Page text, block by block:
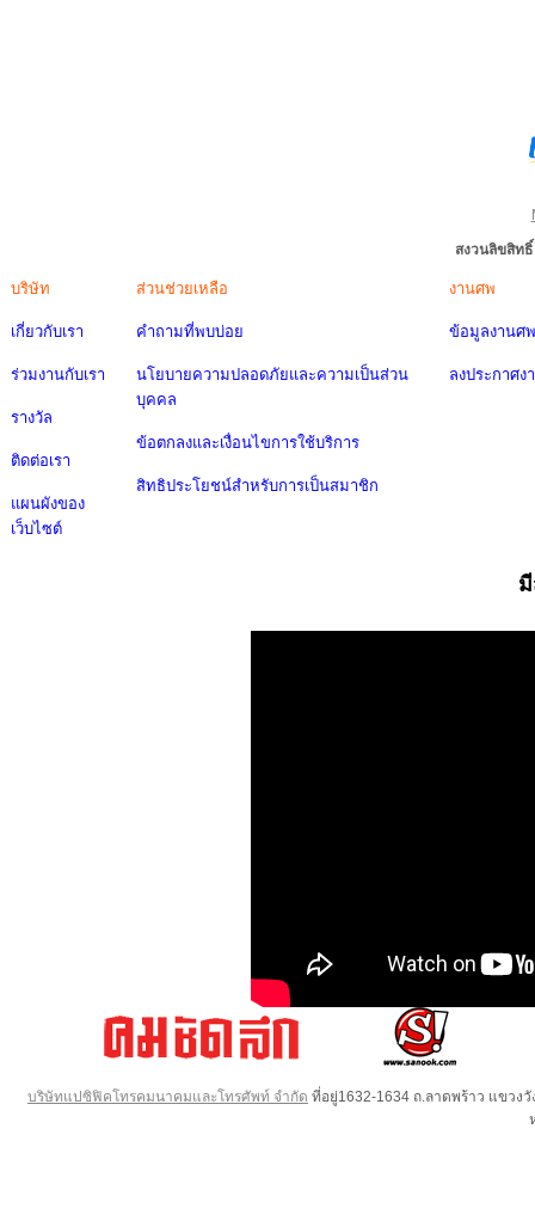
สงวนลิขสิท
บริษัท
เกี่ยวกับเรา
ร่วมงานกับเรา
รางวัล
ติดต่อเรา
แผนผังของ
เว็บไซต์
ส่วนช่วยเหลือ
คำถามที่พบบ่อย
นโยบายความปลอดภัยและความเป็นส่วน
บุคคล
ข้อตกลงและเงื่อนไขการใช้บริการ
สิทธิประโยชน์สำหรับการเป็นสมาชิก
งานศพ
ข้อมูลงานศพ
ลงประกาศง
บริษัทแปซิฟิคโทรคมนาคมและโทรศัพท์ จำกัด ที่อยู่1632-1634 ถ.ลาดพร้าว แขวง